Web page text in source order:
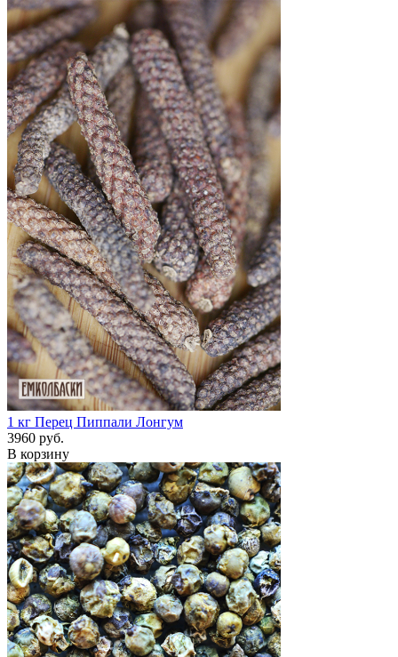
1 кг Перец Пиппали Лонгум
3960 руб.
В корзину